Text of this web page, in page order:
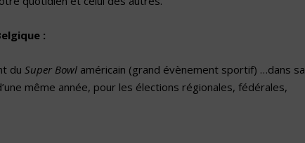
:
du Super Bowlaméricain (grand évènement sportif) …dans sa
même année, pour les élections régionales, fédérales,